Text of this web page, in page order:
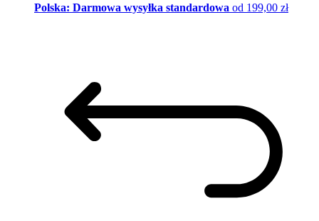
Polska: Darmowa wysyłka standardowa od 199,00 zł